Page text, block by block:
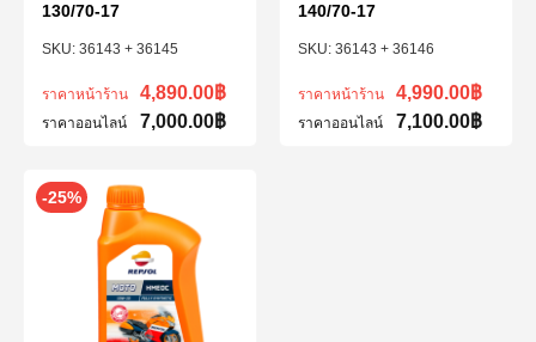
36143 + 36145
130/70-17
ราคาหน้าร้าน 4,890.00฿
ราคาออนไลน์ 7,000.00฿
36143 + 36146
140/70-17
ราคาหน้าร้าน 4,990.00฿
ราคาออนไลน์ 7,100.00฿
-25%